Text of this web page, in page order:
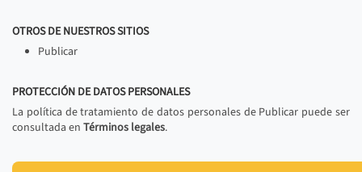
OTROS DE NUESTROS SITIOS
Publicar
PROTECCIÓN DE DATOS PERSONALES
La política de tratamiento de datos personales de Publicar puede ser
consultada en Términos legales.